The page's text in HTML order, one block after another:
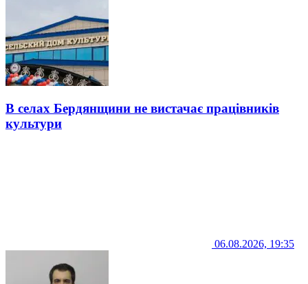
В селах Бердянщини не вистачає працівників
культури
06.08.2026, 19:35